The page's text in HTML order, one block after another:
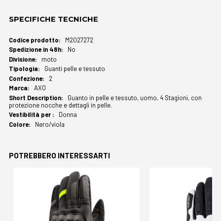
SPECIFICHE TECNICHE
Maggiori
Informazioni
M2027272
No
moto
Guanti pelle e tessuto
2
AXO
Guanto in pelle e tessuto, uomo, 4 Stagioni, con
protezione nocche e dettagli in pelle.
Donna
Nero/viola
POTREBBERO INTERESSARTI